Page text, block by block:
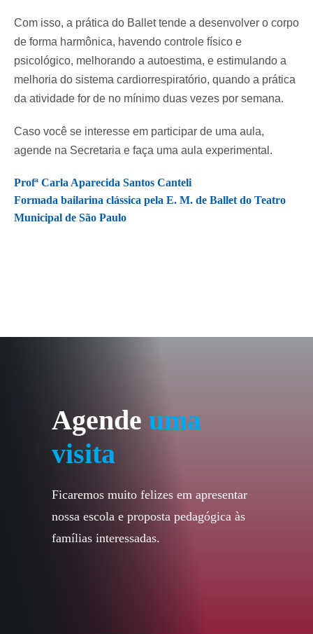
Com isso, a prática do Ballet tende a desenvolver o corpo
de forma harmônica, havendo controle físico e
psicológico, melhorando a autoestima, e estimulando a
melhoria do sistema cardiorrespiratório, quando a prática
da atividade for de no mínimo duas vezes por semana.
Caso você se interesse em participar de uma aula,
agende na Secretaria e faça uma aula experimental.
Profª Carla Aparecida Santos Canteli
Formada bailarina clássica pela E. M. de Ballet do Teatro
Municipal de São Paulo
Agende uma
visita
Ficaremos muito felizes em apresentar
nossa escola e proposta pedagógica às
famílias interessadas.